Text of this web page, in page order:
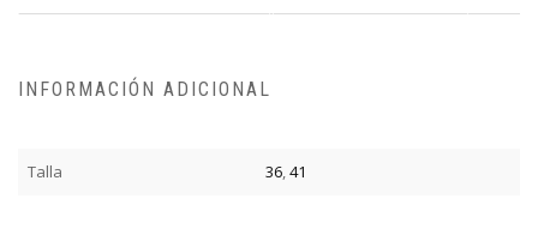
INFORMACIÓN ADICIONAL
Talla 36,41